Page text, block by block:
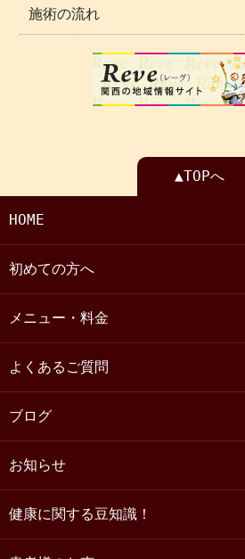
施術の流れ
▲TOPへ
HOME
初めての方へ
メニュー・料金
よくあるご質問
ブログ
お知らせ
健康に関する豆知識！